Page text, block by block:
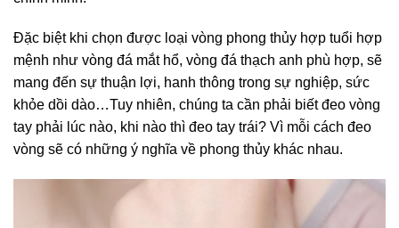
Đặc biệt khi chọn được loại vòng phong thủy hợp tuổi hợp
mệnh như vòng đá mắt hổ, vòng đá thạch anh phù hợp, sẽ
mang đến sự thuận lợi, hanh thông trong sự nghiệp, sức
khỏe dồi dào…Tuy nhiên, chúng ta cần phải biết đeo vòng
tay phải lúc nào, khi nào thì đeo tay trái? Vì mỗi cách đeo
vòng sẽ có những ý nghĩa về phong thủy khác nhau.